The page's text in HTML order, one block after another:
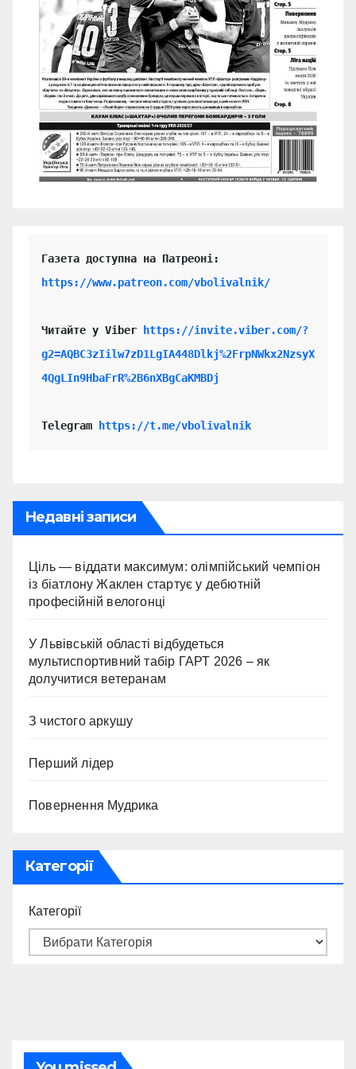
https://www.patreon.com/vbolivalnik/
Читайте у Viber
https://invite.viber.com/?
g2=AQBC3zIilw7zD1LgIA448Dlkj%2FrpNWkx2NzsyX
4QgLIn9HbaFrR%2B6nXBgCaKMBDj
Telegram https://t.me/vbolivalnik
Недавні записи
Ціль — віддати максимум: олімпійський чемпіон
із біатлону Жаклен стартує у дебютній
професійній велогонці
У Львівській області відбудеться
мультиспортивний табір ГАРТ 2026 – як
долучитися ветеранам
З чистого аркушу
Перший лідер
Повернення Мудрика
Категорії
Категорії